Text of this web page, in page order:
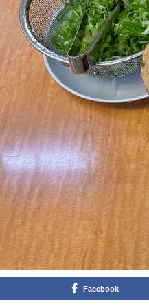
Facebook